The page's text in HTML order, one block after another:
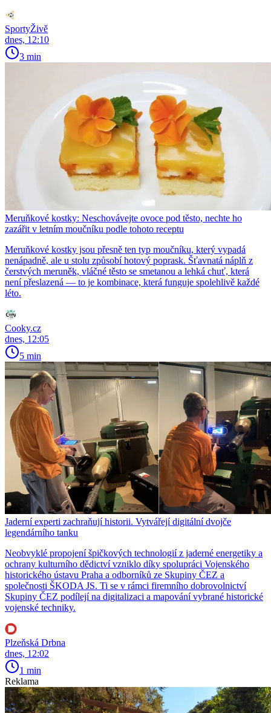
SportyŽivě
dnes, 12:10
3 min
Meruňkové kostky: Neschovávejte ovoce pod těsto, nechte ho
zazářit v letním moučníku podle tohoto receptu
Meruňkové kostky jsou přesně ten typ moučníku, který vypadá
nenápadně, ale u stolu způsobí hotový poprask. Šťavnatá náplň z
čerstvých meruněk, vláčné těsto se smetanou a lehká chuť, která
není přeslazená — to je kombinace, která funguje spolehlivě každé
léto.
Cooky.cz
dnes, 12:05
5 min
Jaderní experti zachraňují historii. Vytvářejí digitální dvojče
legendárního tanku
Neobvyklé propojení špičkových technologií z jaderné energetiky a
ochrany kulturního dědictví vzniklo díky spolupráci Vojenského
historického ústavu Praha a odborníků ze Skupiny ČEZ a
společnosti ŠKODA JS. Ti se v rámci firemního dobrovolnictví
Skupiny ČEZ podílejí na digitalizaci a mapování vybrané historické
vojenské techniky.
Plzeňská Drbna
dnes, 12:02
1 min
Reklama